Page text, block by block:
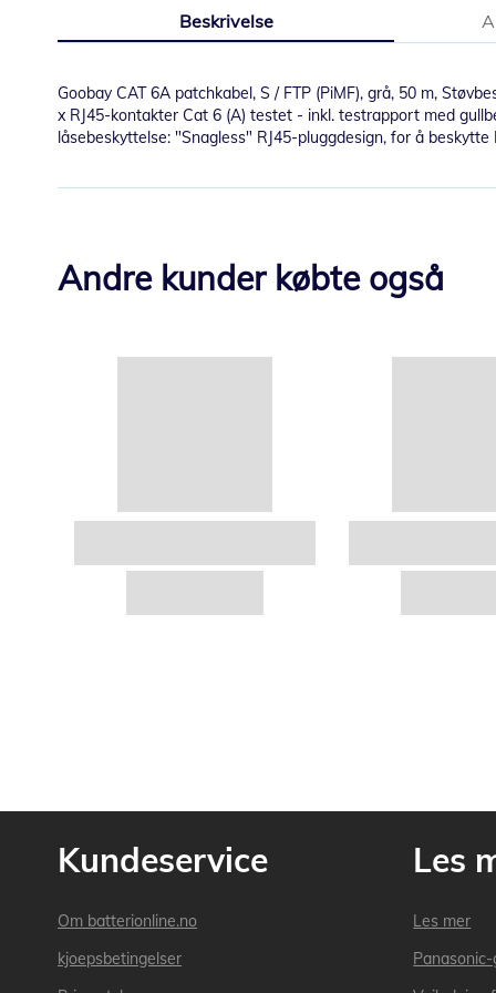
av
Beskrivelse
Goobay CAT 6A patchkabel, S / FTP (PiMF), grå, 50 m,
x RJ45-kontakter Cat 6 (A) testet - inkl. testrapport med
låsebeskyttelse: "Snagless" RJ45-pluggdesign, for å
Andre kunder købte også
Kundeservice
Om batterionline.no
kjoepsbetingelser
Les
Les mer